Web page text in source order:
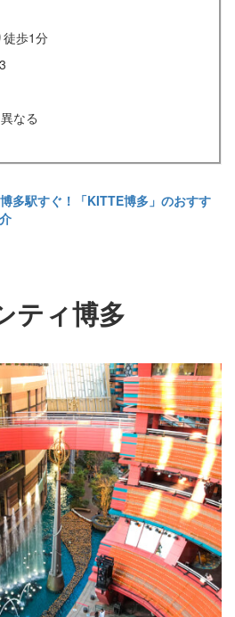
徒歩1分
なる
博多駅すぐ！「KITTE博多」のおすす
ティ博多